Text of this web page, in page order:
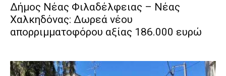
Δήμος Νέας Φιλαδέλφειας – Νέας
Χαλκηδόνας: Δωρεά νέου
απορριμματοφόρου αξίας 186.000 ευρώ